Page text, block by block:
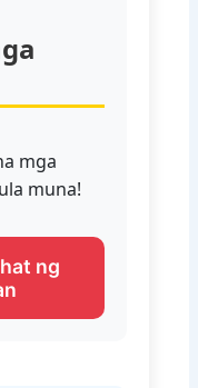
mga
muna!
ng